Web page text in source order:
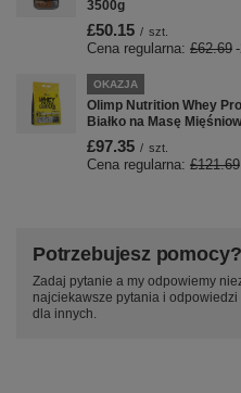
3500g
£50.15 / szt.
Cena regularna: £62.69
OKAZJA
Olimp Nutrition Whey
Białko na Masę
£97.35 / szt.
Cena regularna: £121.69
Potrzebujesz
Zadaj pytanie a my odpowiemy
najciekawsze pytania i
dla innych.